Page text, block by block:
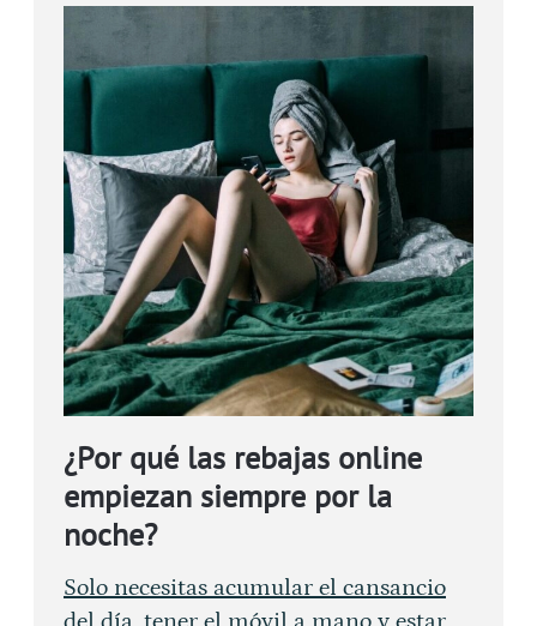
¿Por qué las rebajas online
empiezan siempre por la
noche?
Solo necesitas acumular el cansancio